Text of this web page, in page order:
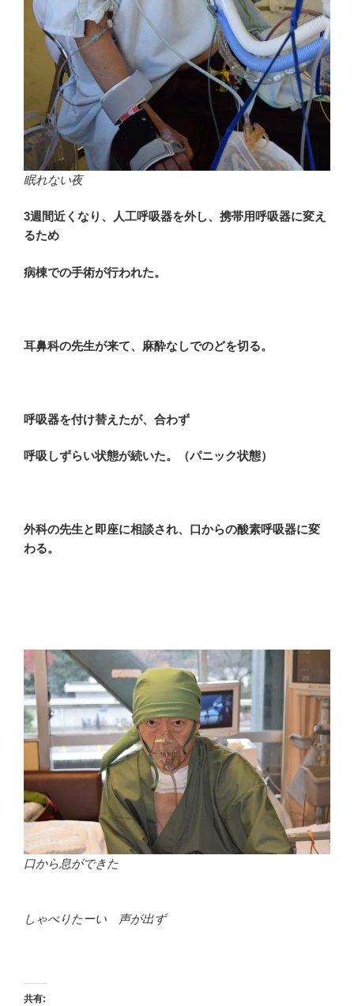
眠れない夜
3週間近くなり、人工呼吸器を外し、携帯用呼吸器に変え
るため
病棟での手術が行われた。
耳鼻科の先生が来て、麻酔なしでのどを切る。
呼吸器を付け替えたが、合わず
呼吸しずらい状態が続いた。（パニック状態）
外科の先生と即座に相談され、口からの酸素呼吸器に変
わる。
口から息ができた
しゃべりたーい 声が出ず
共有: